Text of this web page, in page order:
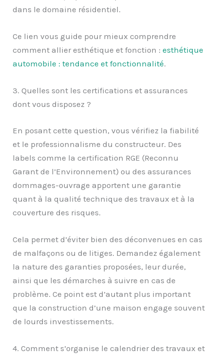
dans le domaine résidentiel.
Ce lien vous guide pour mieux comprendre
comment allier esthétique et fonction :esthétique
automobile : tendance et fonctionnalité.
3. Quelles sont les certifications et assurances
dont vous disposez ?
En posant cette question, vous vérifiez la fiabilité
et le professionnalisme du constructeur. Des
labels comme la certification RGE (Reconnu
Garant de l’Environnement) ou des assurances
dommages-ouvrage apportent une garantie
quant à la qualité technique des travaux et à la
couverture des risques.
Cela permet d’éviter bien des déconvenues en cas
de malfaçons ou de litiges. Demandez également
la nature des garanties proposées, leur durée,
ainsi que les démarches à suivre en cas de
problème. Ce point est d’autant plus important
que la construction d’une maison engage souvent
de lourds investissements.
4. Comment s’organise le calendrier des travaux et